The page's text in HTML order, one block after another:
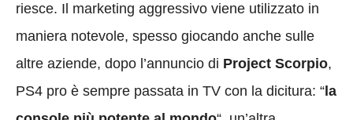
riesce. Il marketing aggressivo viene utilizzato in
maniera notevole, spesso giocando anche sulle
altre aziende, dopo l’annuncio di Project Scorpio,
PS4 pro è sempre passata in TV con la dicitura: “ la